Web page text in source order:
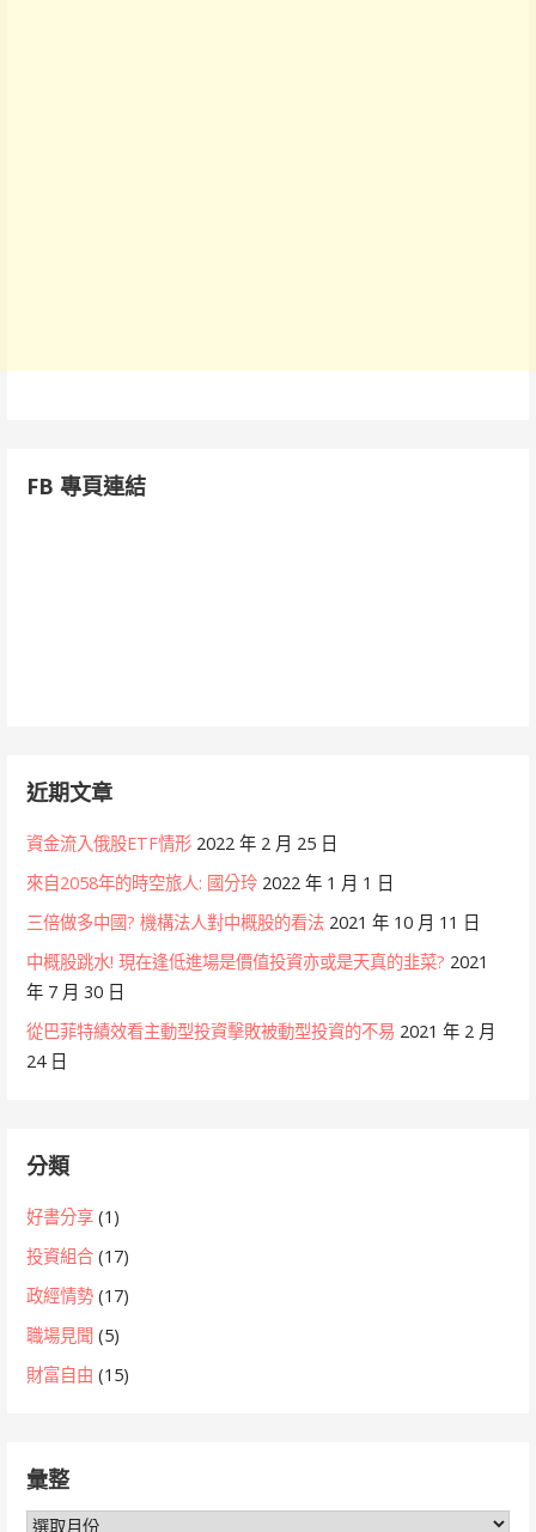
FB 專頁連結
近期文章
資金流入俄股ETF情形 2022 年 2 月 25 日
來自2058年的時空旅人: 國分玲 2022 年 1 月 1 日
三倍做多中國? 機構法人對中概股的看法 2021 年 10 月 11 日
中概股跳水! 現在逢低進場是價值投資亦或是天真的韭菜? 2021
年 7 月 30 日
從巴菲特績效看主動型投資擊敗被動型投資的不易 2021 年 2 月
24 日
分類
好書分享 (1)
投資組合 (17)
政經情勢 (17)
職場見聞 (5)
財富自由 (15)
彙整
彙